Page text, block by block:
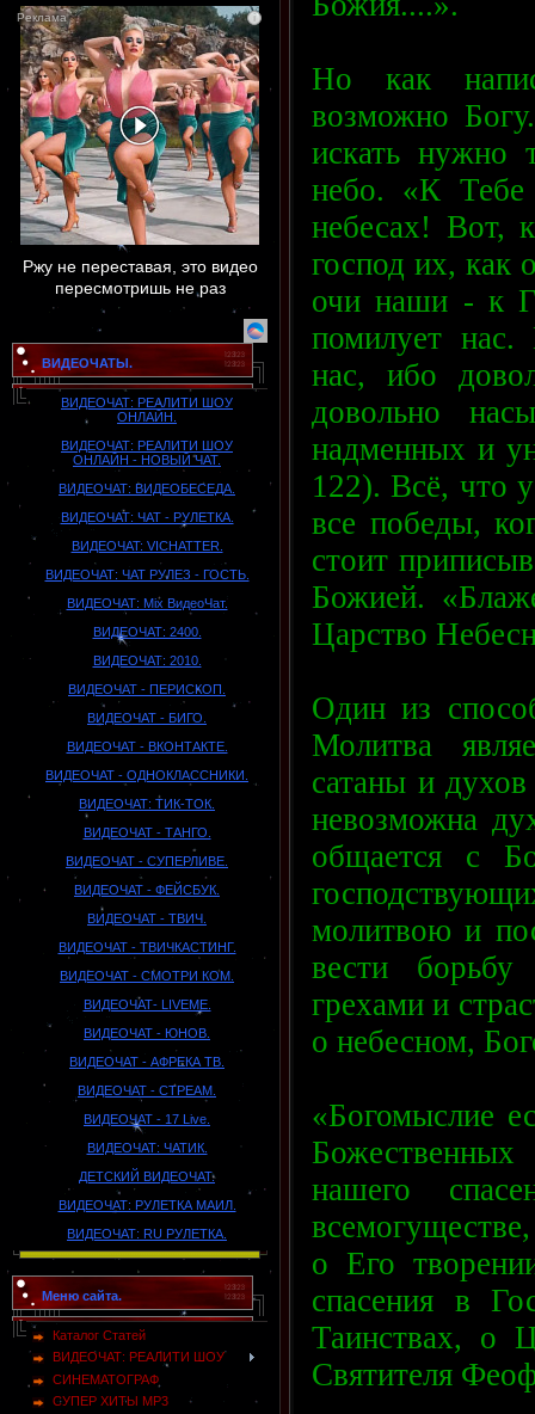
i
Ржу не переставая, это видео
пересмотришь не раз
ВИДЕОЧАТЫ.
ВИДЕОЧАТ: РЕАЛИТИ ШОУ
ОНЛАЙН.
ВИДЕОЧАТ: РЕАЛИТИ ШОУ
ОНЛАЙН - НОВЫЙ ЧАТ.
ВИДЕОЧАТ: ВИДЕОБЕСЕДА.
ВИДЕОЧАТ: ЧАТ - РУЛЕТКА.
BИДEOЧAT: VICHATTER.
ВИДЕОЧАТ: ЧАТ РУЛЕЗ - ГОСТЬ.
ВИДЕОЧАТ: Mix ВидеоЧат.
ВИДЕОЧАТ: 2400.
ВИДЕОЧАТ: 2010.
ВИДЕОЧАТ - ПЕРИСКОП.
ВИДЕОЧАТ - БИГО.
ВИДЕОЧАТ - ВКОНТАКТЕ.
ВИДЕОЧАТ - ОДНОКЛАССНИКИ.
ВИДЕОЧАТ: ТИК-ТОК.
ВИДЕОЧАТ - ТАНГО.
ВИДЕОЧАТ - СУПЕРЛИВЕ.
ВИДЕОЧАТ - ФЕЙСБУК.
ВИДЕОЧАТ - ТВИЧ.
ВИДЕОЧАТ - ТВИЧКАСТИНГ.
ВИДЕОЧАТ - СМОТРИ КОМ.
ВИДЕОЧАТ- LIVEME.
ВИДЕОЧАТ - ЮНОВ.
ВИДЕОЧАТ - АФРЕКА ТВ.
ВИДЕОЧАТ - СТРЕАМ.
ВИДЕОЧАТ - 17 Live.
ВИДЕОЧАТ: ЧАТИК.
ДЕТСКИЙ ВИДЕОЧАТ.
ВИДЕОЧАТ: РУЛЕТКА МАИЛ.
ВИДЕОЧАТ: RU РУЛЕТКА.
Меню сайта.
Каталог Статей
ВИДЕОЧАТ: РЕАЛИТИ ШОУ
СИНЕМАТОГРАФ
СУПЕР ХИТЫ MP3
Но как
возможно
искать нужно
небо. «К
небесах! Вот,
господ их, как
очи наши - к
помилует
нас, ибо
довольно
надменных и
122). Всё, что
все победы,
стоит
Божией.
Царство
Один из
Молитва
сатаны и
невозможна
общается с
молитвою и
вести борьбу
грехами и
о небесном,
«Богомыслие
Божественных
нашего
о Его
спасения в
Таинствах, о
Святителя